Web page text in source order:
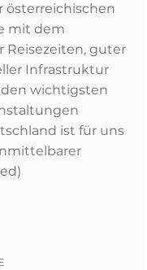
österreichischen
mit dem
Reisezeiten, guter
Infrastruktur
den wichtigsten
ist für uns